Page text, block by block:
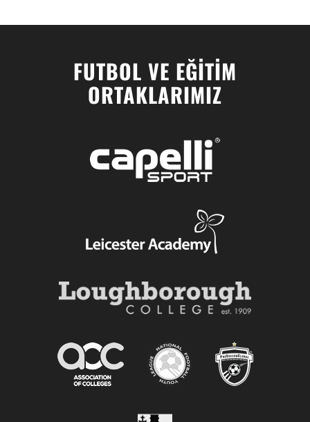
FUTBOL VE EĞİTİM
ORTAKLARIMIZ